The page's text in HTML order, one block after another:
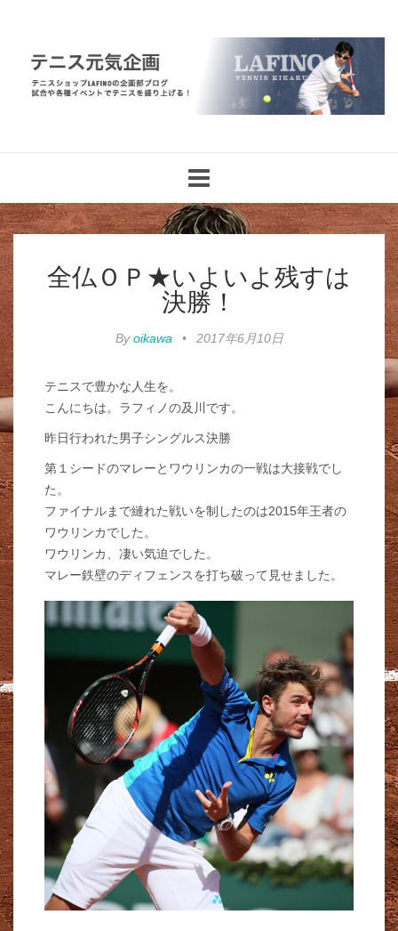
navigation
全仏ＯＰ★いよいよ残すは
決勝！
Byoikawa • 2017年6月10日
テニスで豊かな人生を。
こんにちは。ラフィノの及川です。
昨日行われた男子シングルス決勝
第１シードのマレーとワウリンカの一戦は大接戦でし
た。
ファイナルまで縺れた戦いを制したのは2015年王者の
ワウリンカでした。
ワウリンカ、凄い気迫でした。
マレー鉄壁のディフェンスを打ち破って見せました。